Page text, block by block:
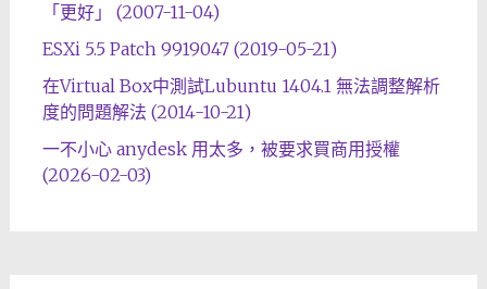
「更好」 (2007-11-04)
ESXi 5.5 Patch 9919047 (2019-05-21)
在Virtual Box中測試Lubuntu 1404.1 無法調整解析
度的問題解法 (2014-10-21)
一不小心 anydesk 用太多，被要求買商用授權
(2026-02-03)